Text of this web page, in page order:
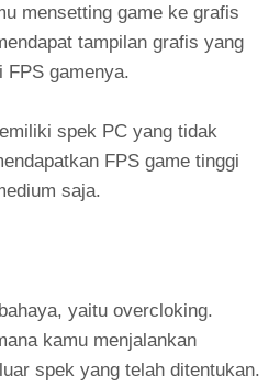
mensetting game ke grafis
tampilan grafis yang
FPS gamenya.
spek PC yang tidak
FPS game tinggi
saja.
yaitu overcloking.
kamu menjalankan
spek yang telah ditentukan.